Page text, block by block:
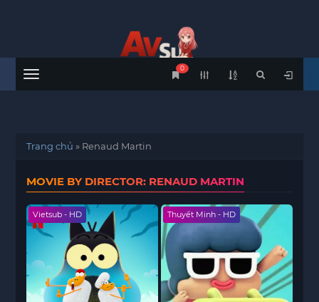
Menu
0
Trang chủ » Renaud Martin
MOVIE BY DIRECTOR: RENAUD MARTIN
Vietsub - HD Thuyết Minh - HD